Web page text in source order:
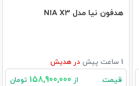
هدفون نیا مدل NIA X3
1 ساعت پیش در هدیش
قیمت از تومان